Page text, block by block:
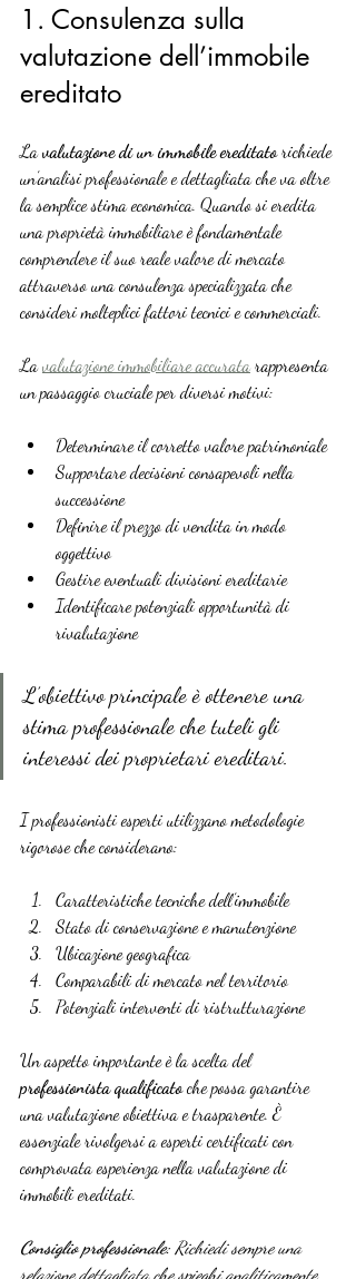
1. Consulenza sulla
valutazione dell’immobile
ereditato
La valutazione di un immobile ereditato richiede
un’analisi professionale e dettagliata che va oltre
la semplice stima economica. Quando si eredita
una proprietà immobiliare è fondamentale
comprendere il suo reale valore di mercato
attraverso una consulenza specializzata che
consideri molteplici fattori tecnici e commerciali.
La valutazione immobiliare accurata rappresenta
un passaggio cruciale per diversi motivi:
Determinare il corretto valore patrimoniale
Supportare decisioni consapevoli nella
successione
Definire il prezzo di vendita in modo
oggettivo
Gestire eventuali divisioni ereditarie
Identificare potenziali opportunità di
rivalutazione
L’obiettivo principale è ottenere una
stima professionale che tuteli gli
interessi dei proprietari ereditari.
I professionisti esperti utilizzano metodologie
rigorose che considerano:
Caratteristiche tecniche dell’immobile
Stato di conservazione e manutenzione
Ubicazione geografica
Comparabili di mercato nel territorio
Potenziali interventi di ristrutturazione
Un aspetto importante è la scelta del
professionista qualificato che possa garantire
una valutazione obiettiva e trasparente. È
essenziale rivolgersi a esperti certificati con
comprovata esperienza nella valutazione di
immobili ereditati.
Consiglio professionale: Richiedi sempre una
relazione dettagliata che spieghi analiticamente